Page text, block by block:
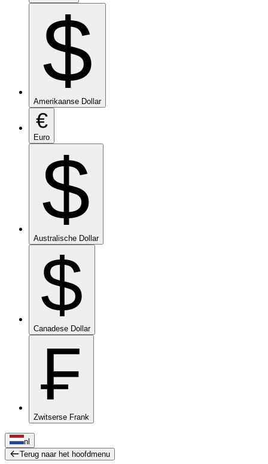
$
Amerikaanse Dollar
€
Euro
$
Australische Dollar
$
Canadese Dollar
₣
Zwitserse Frank
nl
Terug naar het hoofdmenu